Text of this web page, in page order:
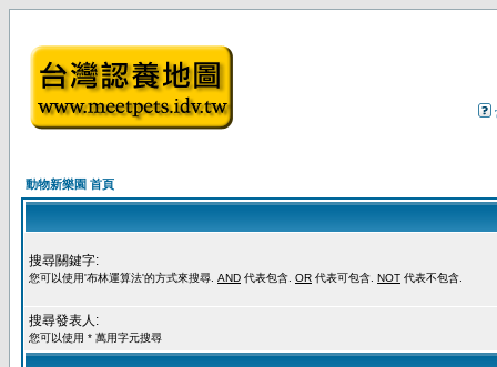
動物新樂園 首頁
搜尋關鍵字:
您可以使用'布林運算法'的方式來搜尋. AND 代表包含. OR 代表可包含. NOT 代表不包含.
搜尋發表人:
您可以使用 * 萬用字元搜尋